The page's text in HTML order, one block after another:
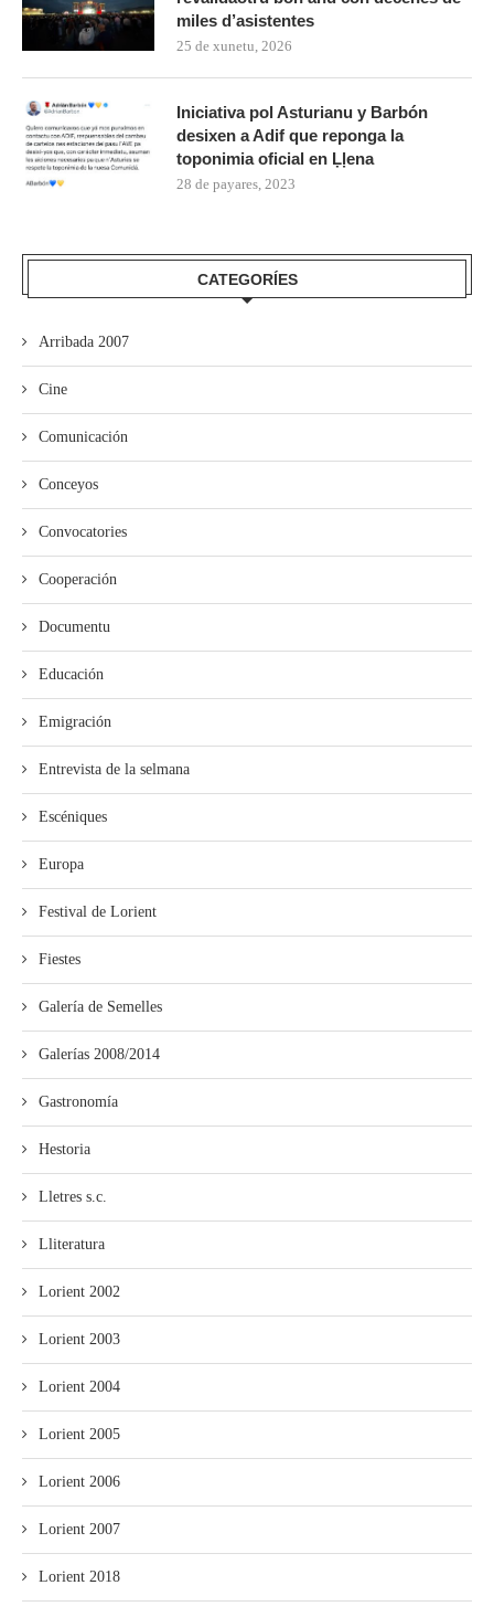
miles d’asistentes
25 de xunetu, 2026
Iniciativa pol Asturianu y Barbón
desixen a Adif que reponga la
toponimia oficial en Ḷḷena
28 de payares, 2023
CATEGORÍES
Arribada 2007
Cine
Comunicación
Conceyos
Convocatories
Cooperación
Documentu
Educación
Emigración
Entrevista de la selmana
Escéniques
Europa
Festival de Lorient
Fiestes
Galería de Semelles
Galerías 2008/2014
Gastronomía
Hestoria
Lletres s.c.
Lliteratura
Lorient 2002
Lorient 2003
Lorient 2004
Lorient 2005
Lorient 2006
Lorient 2007
Lorient 2018